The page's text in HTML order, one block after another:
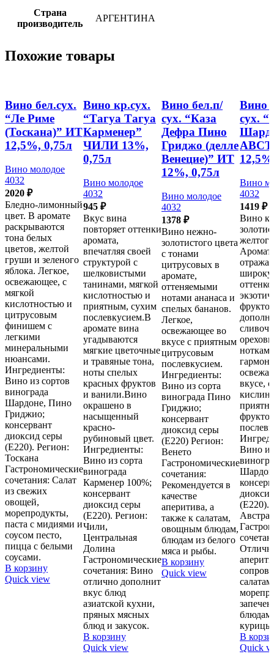
Страна
производитель
АРГЕНТИНА
Похожие товары
Вино бел.сух.
“Ле Риме
(Тоскана)” ИТ
12,5%, 0,75л
Вино молодое
4032
2020 ₽
Бледно-лимонный
цвет. В аромате
раскрываются
тона белых
цветов, желтой
груши и зеленого
яблока. Легкое,
освежающее, с
мягкой
кислотностью и
цитрусовым
финишем с
легкими
минеральными
нюансами.
Ингредиенты:
Вино из сортов
винограда
Шардоне, Пино
Гриджио;
консервант
диоксид серы
(Е220). Регион:
Тоскана
Гастрономические
сочетания: Салат
из свежих
овощей,
морепродукты,
паста с мидиями и
соусом песто,
пицца с белыми
соусами.
В корзину
Quick view
Вино кр.сух.
“Тагуа Тагуа
Карменер”
ЧИЛИ 13%,
0,75л
Вино молодое
4032
945 ₽
Вкус вина
повторяет оттенки
аромата,
впечатляя своей
структурой с
шелковистыми
танинами, мягкой
кислотностью и
приятным, сухим
послевкусием.В
аромате вина
угадываются
мягкие цветочные
и травяные тона,
ноты спелых
красных фруктов
и ванили.Вино
окрашено в
насыщенный
красно-
рубиновый цвет.
Ингредиенты:
Вино из сорта
винограда
Карменер 100%;
консервант
диоксид серы
(Е220). Регион:
Чили,
Центральная
Долина
Гастрономические
сочетания: Вино
отлично дополнит
вкус блюд
азиатской кухни,
пряных мясных
блюд и закусок.
В корзину
Quick view
Вино бел.п/
сух. “Каза
Дефра Пино
Гриджо (делле
Венецие)” ИТ
12%, 0,75л
Вино молодое
4032
1378 ₽
Вино нежно-
золотистого цвета
с тонами
цитрусовых в
аромате,
оттеняемыми
нотами ананаса и
спелых бананов.
Легкое,
освежающее во
вкусе с приятным
цитрусовым
послевкусием.
Ингредиенты:
Вино из сорта
винограда Пино
Гриджио;
консервант
диоксид серы
(Е220) Регион:
Венето
Гастрономические
сочетания:
Рекомендуется в
качестве
аперитива, а
также к салатам,
овощным блюдам,
блюдам из белого
мяса и рыбы.
В корзину
Quick view
Вино
сух.
Вино
4032
1419 ₽
Вино
вкусе,
Вино
(Е220).
салатам
блюдам
курицы.
В
Quick